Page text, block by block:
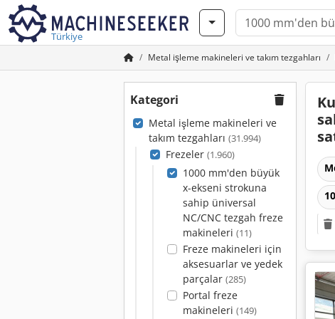
Türkiye
Metal işleme makineleri ve takım tezgahları
Kategori
Metal işleme makineleri ve
takım tezgahları (31.994)
Frezeler (1.960)
1000 mm'den büyük
x-ekseni strokuna
sahip üniversal
NC/CNC tezgah freze
makineleri (11)
Freze makineleri için
aksesuarlar ve yedek
parçalar (285)
Portal freze
makineleri (149)